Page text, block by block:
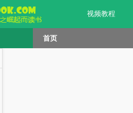
视频教程
首页